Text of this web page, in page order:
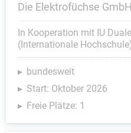
Die Elektrofüchse GmbH
In Kooperation mit IU
(Internationale
bundesweit
Start: Oktober 2026
Freie Plätze: 1